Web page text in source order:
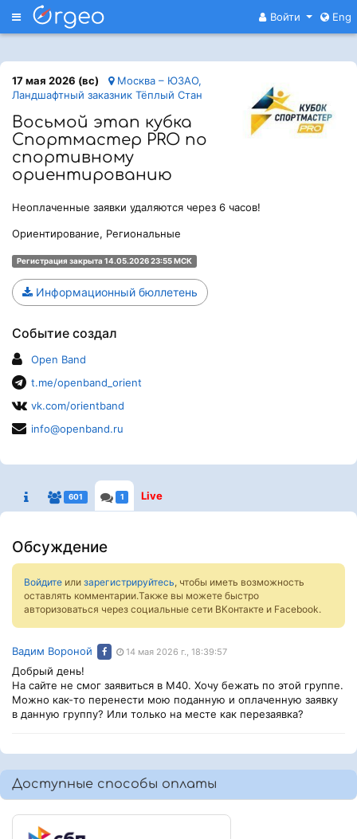
Меню Войти Eng
17 мая 2026 (вс)
Москва – ЮЗАО,
Ландшафтный заказник Тёплый Стан
Восьмой этап кубка
Спортмастер PRO по
спортивному
ориентированию
Неоплаченные заявки удаляются через 6 часов!
Ориентирование, Региональные
Регистрация закрыта 14.05.2026 23:55 МСК
Информационный бюллетень
Событие создал
Open Band
t.me/openband_orient
vk.com/orientband
info@openband.ru
601 1 Live
Обсуждение
Войдите или зарегистрируйтесь, чтобы иметь возможность
оставлять комментарии.Также вы можете быстро
авторизоваться через социальные сети ВКонтакте и Facebook.
Вадим Вороной 14 мая 2026 г., 18:39:57
Добрый день!
На сайте не смог заявиться в М40. Хочу бежать по этой группе.
Можно как-то перенести мою поданную и оплаченную заявку
в данную группу? Или только на месте как перезаявка?
Доступные способы оплаты